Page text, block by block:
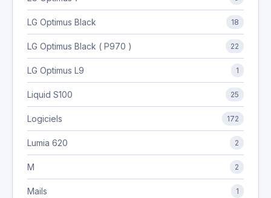
LG Optimus Black 18
LG Optimus Black ( P970 ) 22
LG Optimus L9 1
Liquid S100 25
Logiciels 172
Lumia 620 2
M 2
Mails 1